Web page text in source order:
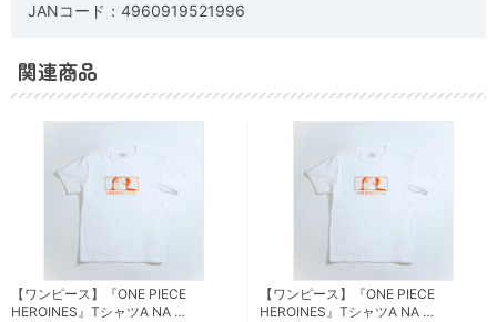
JANコード：4960919521996
関連商品
【ワンピース】『ONE PIECE
HEROINES』TシャツA NA …
【ワンピース】『ONE PIECE
HEROINES』TシャツA NA …